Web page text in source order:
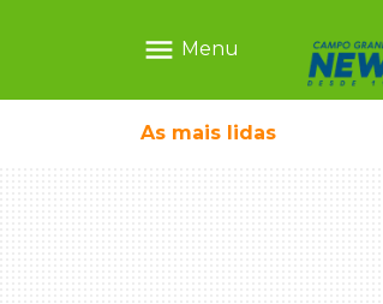
menu Menu
As mais lidas
e morre a caminho do hospital